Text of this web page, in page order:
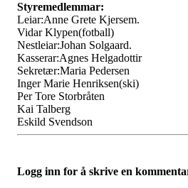
Styremedlemmar:
Leiar:Anne Grete Kjersem.
Vidar Klypen(fotball)
Nestleiar:Johan Solgaard.
Kasserar:Agnes Helgadottir
Sekretær:Maria Pedersen
Inger Marie Henriksen(ski)
Per Tore Storbråten
Kai Talberg
Eskild Svendson
Logg inn for å skrive en